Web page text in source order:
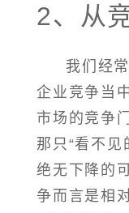
2、从
我们经
企业竞争当
市场的竞争
那只“看不见
绝无下降的
争而言是相